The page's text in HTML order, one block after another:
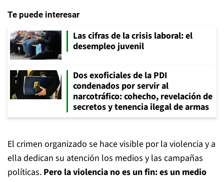
Te puede interesar
Las cifras de la crisis laboral: el
desempleo juvenil
Dos exoficiales de la PDI
condenados por servir al
narcotráfico: cohecho, revelación de
secretos y tenencia ilegal de armas
El crimen organizado se hace visible por la violencia y a
ella dedican su atención los medios y las campañas
políticas. Pero la violencia no es un fin: es un medio